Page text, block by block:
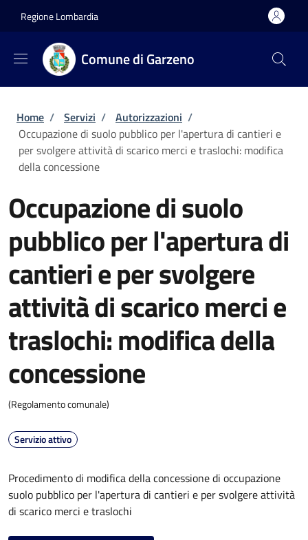
Regione Lombardia
Comune di Garzeno
Briciole di pane
Home / Servizi / Autorizzazioni /
Occupazione di suolo pubblico per l'apertura di cantieri e
per svolgere attività di scarico merci e traslochi: modifica
della concessione
Occupazione di suolo
pubblico per l'apertura di
cantieri e per svolgere
attività di scarico merci e
traslochi: modifica della
concessione
(Regolamento comunale)
Servizio attivo
Procedimento di modifica della concessione di occupazione
suolo pubblico per l'apertura di cantieri e per svolgere attività
di scarico merci e traslochi